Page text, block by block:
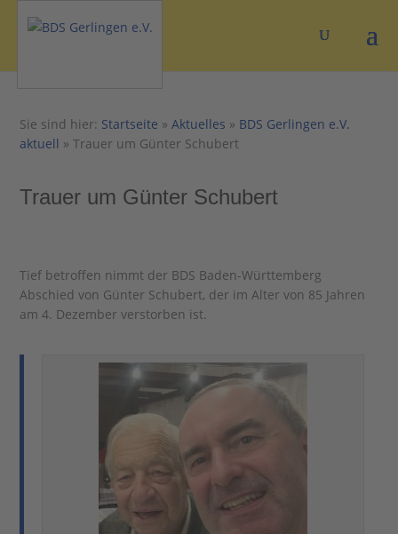
Sie sind hier: Startseite »Aktuelles » BDS Gerlingen e.V.
aktuell »Trauer um Günter Schubert
Trauer um Günter Schubert
Tief betroffen nimmt der BDS Baden-Württemberg
Abschied von Günter Schubert, der im Alter von 85 Jahren
am 4. Dezember verstorben ist.